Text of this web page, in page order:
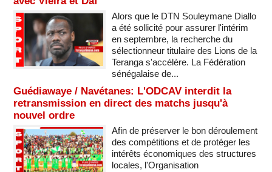
Alors que le DTN Souleymane Diallo
a été sollicité pour assurer l'intérim
en septembre, la recherche du
sélectionneur titulaire des Lions de la
Teranga s'accélère. La Fédération
sénégalaise de...
Guédiawaye / Navétanes: L'ODCAV interdit la
retransmission en direct des matchs jusqu'à
nouvel ordre
Afin de préserver le bon déroulement
des compétitions et de protéger les
intérêts économiques des structures
locales, l'Organisation